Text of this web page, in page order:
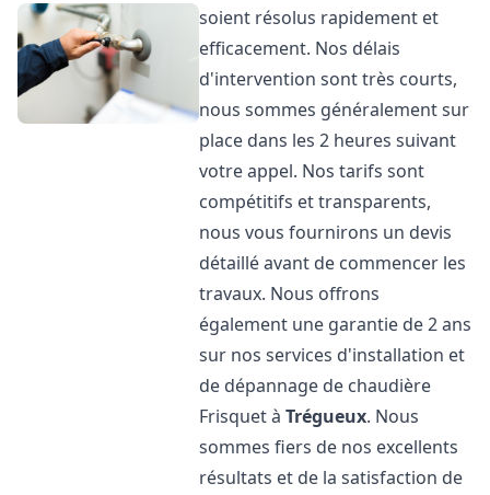
soient résolus rapidement et
efficacement. Nos délais
d'intervention sont très courts,
nous sommes généralement sur
place dans les 2 heures suivant
votre appel. Nos tarifs sont
compétitifs et transparents,
nous vous fournirons un devis
détaillé avant de commencer les
travaux. Nous offrons
également une garantie de 2 ans
sur nos services d'installation et
de dépannage de chaudière
Frisquet àTrégueux. Nous
sommes fiers de nos excellents
résultats et de la satisfaction de